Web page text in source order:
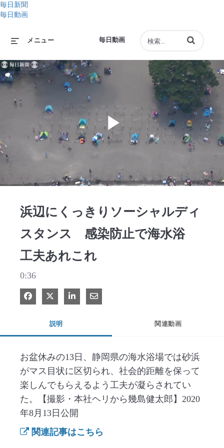
毎日新聞
毎日動画
毎日動画
メニュー 動画の検索語句
Play
浜辺にくっきりソーシャルディ
スタンス 感染防止で海水浴
工夫あれこれ
0:36
Facebook で共有
Xで共有する
LinkedIn で共有
電子メールで共有
説明 関連動画
お盆休みの13日、静岡県の海水浴場では砂浜
がマス目状に区切られ、社会的距離を保って
楽しんでもらえるよう工夫が凝らされてい
た。【撮影・本社ヘリから幾島健太郎】2020
年8月13日公開
関連記事はこちら